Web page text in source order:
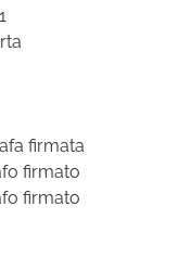
firmata
firmato
firmato